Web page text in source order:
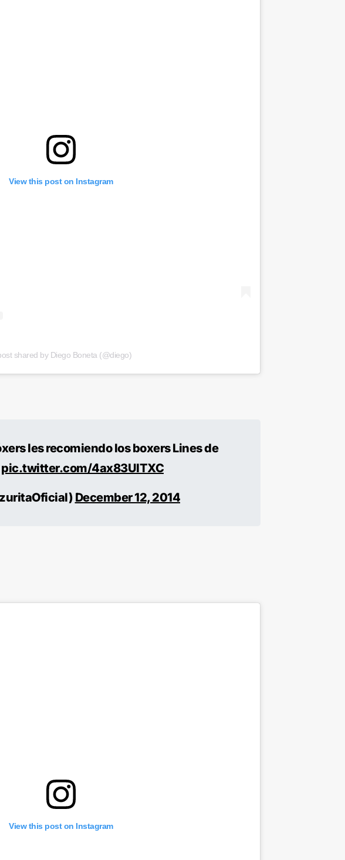
View this post on Instagram
shared by Diego Boneta (@diego)
les recomiendo los boxers Lines de
pic.twitter.com/4ax83UITXC
December 12, 2014
View this post on Instagram